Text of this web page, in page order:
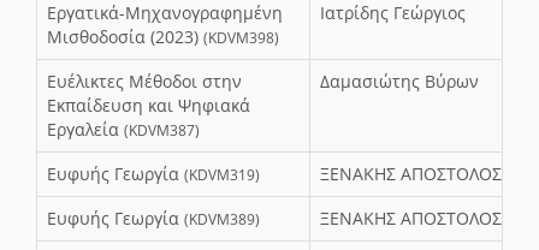
Εργατικά-Μηχανογραφημένη
Μισθοδοσία (2023) (KDVM398)
Ιατρίδης Γεώργιος
Ευέλικτες Μέθοδοι στην
Εκπαίδευση και Ψηφιακά
Εργαλεία (KDVM387)
Δαμασιώτης Βύρων
Ευφυής Γεωργία (KDVM319)
ΞΕΝΑΚΗΣ ΑΠΟΣΤΟΛΟΣ
Ευφυής Γεωργία (KDVM389)
ΞΕΝΑΚΗΣ ΑΠΟΣΤΟΛΟΣ